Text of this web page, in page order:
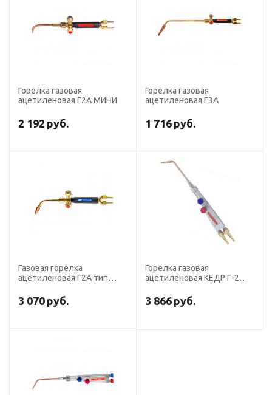
Горелка газовая
ацетиленовая Г2А МИНИ
2 192 руб.
Горелка газовая
ацетиленовая Г3А
1 716 руб.
Газовая горелка
ацетиленовая Г2А тип
3 070 руб.
Горелка газовая
ацетиленовая КЕДР Г-2
3 866 руб.